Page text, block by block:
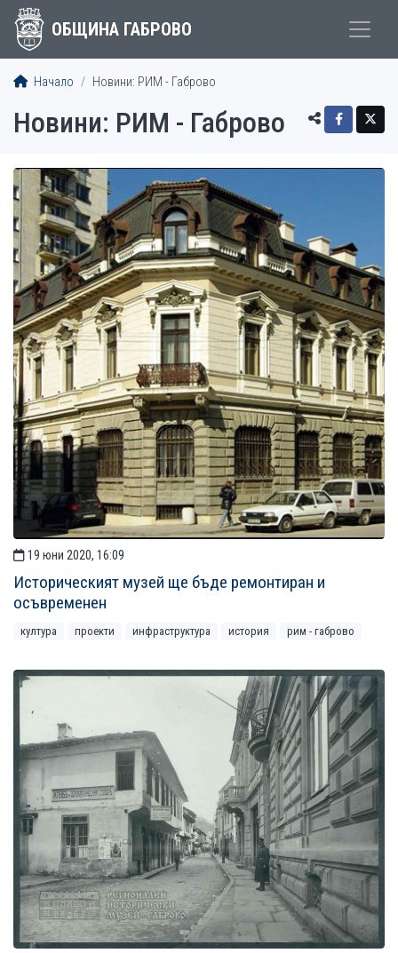
ОБЩИНА ГАБРОВО
Начало Новини: РИМ - Габрово
Новини: РИМ - Габрово
СТАТИИ
19 юни 2020, 16:09
Историческият музей ще бъде ремонтиран и
осъвременен
култура проекти инфраструктура история рим - габрово